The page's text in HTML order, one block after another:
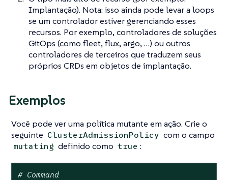
Implantação). Nota: isso ainda pode levar a loops
se um controlador estiver gerenciando esses
recursos. Por exemplo, controladores de soluções
GitOps (como fleet, flux, argo, …​) ou outros
controladores de terceiros que traduzem seus
próprios CRDs em objetos de implantação.
Exemplos
Você pode ver uma política mutante em ação. Crie o
seguinte ClusterAdmissionPolicy com o campo
mutating definido como true :
# Command